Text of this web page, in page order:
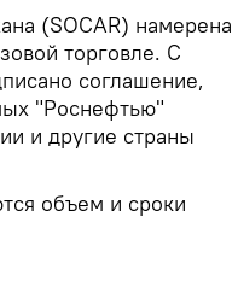
(SOCAR) намерена
торговле. С
соглашение,
"Роснефтью"
и другие страны
объем и сроки